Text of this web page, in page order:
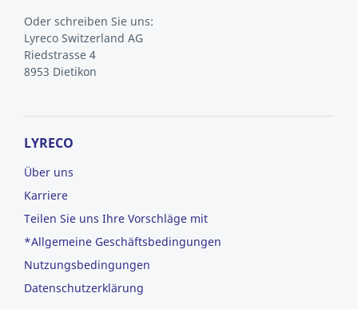
Oder schreiben Sie uns:
Lyreco Switzerland AG
Riedstrasse 4
8953 Dietikon
LYRECO
Über uns
Karriere
Teilen Sie uns Ihre Vorschläge mit
*Allgemeine Geschäftsbedingungen
Nutzungsbedingungen
Datenschutzerklärung